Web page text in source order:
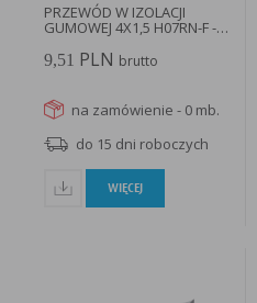
PRZEWÓD W IZOLACJI
GUMOWEJ 4X1,5 H07RN-F -
20219882...
9,51 PLN brutto
na zamówienie - 0 mb.
do 15 dni roboczych
WIĘCEJ